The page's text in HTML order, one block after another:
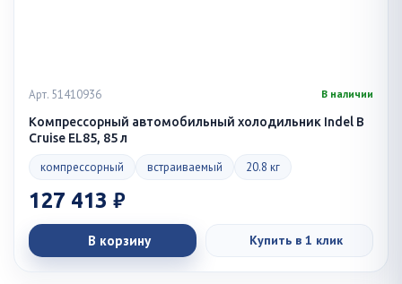
Арт. 51410936 В наличии
Компрессорный автомобильный холодильник Indel B
Cruise EL85, 85 л
компрессорный встраиваемый 20.8 кг
127 413 ₽
В корзину Купить в 1 клик